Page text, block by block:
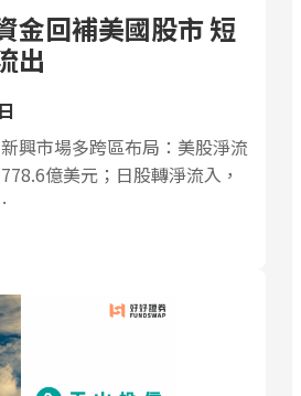
金回補美國股市 短
出
興市場多跨區布局：美股淨流
億美元；日股轉淨流入，